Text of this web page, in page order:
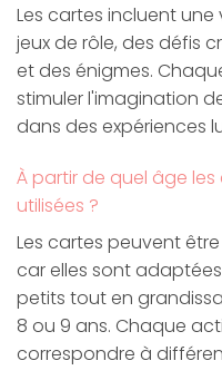
Les cartes incluent
jeux de rôle, des défis
et des énigmes.
stimuler l'imagination
dans des expériences
À partir de quel âge
utilisées ?
Les cartes peuvent
car elles sont
petits tout en
8 ou 9 ans. Chaque
correspondre à